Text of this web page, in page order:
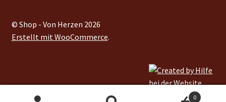
© Shop - Von Herzen 2026
Erstellt mit WooCommerce.
0